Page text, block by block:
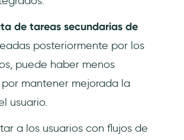
de tareas secundarias de
posteriormente por los
puede haber menos
mantener mejorada la
usuario.
a los usuarios con flujos de